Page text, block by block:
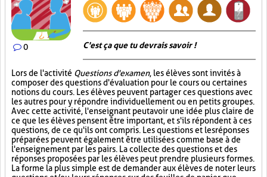
0 C'est ça que tu devrais savoir !
Lors de l'activité Questions d'examen, les élèves sont invités à
composer des questions d'évaluation pour le cours ou certaines
notions du cours. Les élèves peuvent partager ces questions avec
les autres pour y répondre individuellement ou en petits groupes.
Avec cette activité, l'enseignant peut avoir une idée plus claire de
ce que les élèves pensent être important, et s'ils répondent à ces
questions, de ce qu'ils ont compris. Les questions et les réponses
préparées peuvent également être utilisées comme base à de
l'enseignement par les pairs. La collecte des questions et des
réponses proposées par les élèves peut prendre plusieurs formes.
La forme la plus simple est de demander aux élèves de noter leurs